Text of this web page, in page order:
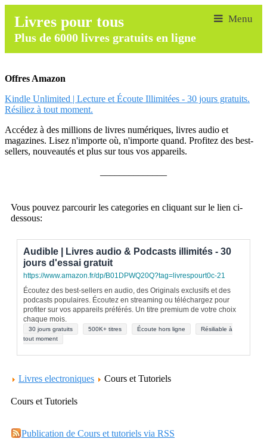
Livres pour tous
Plus de 6000 livres gratuits en ligne
Offres Amazon
Kindle Unlimited | Lecture et Écoute Illimitées - 30 jours gratuits.
Résiliez à tout moment.
Accédez à des millions de livres numériques, livres audio et
magazines. Lisez n'importe où, n'importe quand. Profitez des best-
sellers, nouveautés et plus sur tous vos appareils.
Vous pouvez parcourir les categories en cliquant sur le lien ci-
dessous:
Audible | Livres audio & Podcasts illimités - 30
jours d'essai gratuit
https://www.amazon.fr/dp/B01DPWQ20Q?tag=livrespourt0c-21
Écoutez des best-sellers en audio, des Originals exclusifs et des
podcasts populaires. Écoutez en streaming ou téléchargez pour
profiter sur vos appareils préférés. Un titre premium de votre choix
chaque mois.
30 jours gratuits 500K+ titres Écoute hors ligne
Résiliable à
tout moment
Livres electroniques Cours et Tutoriels
Cours et Tutoriels
Publication de Cours et tutoriels via RSS